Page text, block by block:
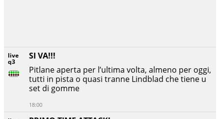
live
q3
SI VA!!!
Pitlane aperta per l’ultima volta, almeno per oggi,
tutti in pista o quasi tranne Lindblad che tiene u
set di gomme
18:00